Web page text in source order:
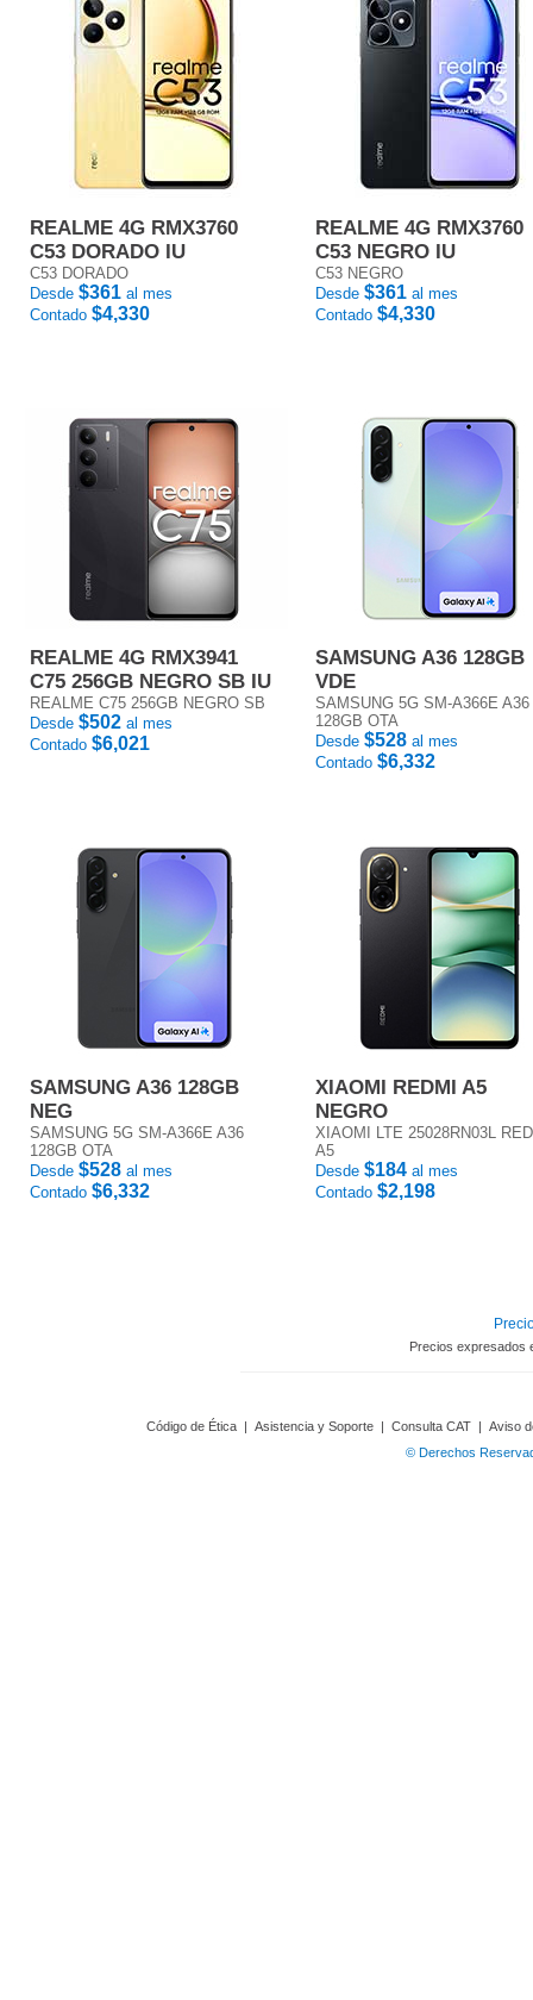
REALME 4G RMX3760
C53 DORADO IU
C53 DORADO
Desde $361 al mes
Contado $4,330
REALME 4G RMX3760
C53 NEGRO IU
C53 NEGRO
Desde $361 al mes
Contado $4,330
REALME 4G RMX3941
C75 256GB NEGRO SB IU
REALME C75 256GB NEGRO SB
Desde $502 al mes
Contado $6,021
SAMSUNG A36 128GB
VDE
SAMSUNG 5G SM-A366E A36
128GB OTA
Desde $528 al mes
Contado $6,332
SAMSUNG A36 128GB
NEG
SAMSUNG 5G SM-A366E A36
128GB OTA
Desde $528 al mes
Contado $6,332
XIAOMI REDMI A5
NEGRO
XIAOMI LTE 25028RN03L
A5
Desde $184 al mes
Contado $2,198
Precios expresados
Código de Ética | Asistencia y Soporte | Consulta CAT | Aviso
© Derechos